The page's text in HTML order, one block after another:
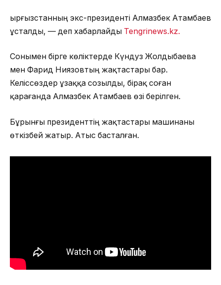
Қырғызстанның экс-президенті Алмазбек Атамбаев
ұсталды, — деп хабарлайды Tengrinews.kz.
Сонымен бірге көліктерде Күндуз Жолдыбаева
мен Фарид Ниязовтың жақтастары бар.
Келіссөздер ұзаққа созылды, бірақ соған
қарағанда Алмазбек Атамбаев өзі берілген.
Бұрынғы президенттің жақтастары машинаны
өткізбей жатыр. Атыс басталған.